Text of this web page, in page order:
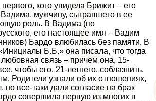
кого увидела Брижит – его
мужчину, сыгравшего в ее
роль. В Вадима (по
его настоящее имя – Вадим
Бардо влюбилась без памяти. В
Б.Б.» она писала, что тогда
связь – причем она, 15-
чтобы его, 21-летнего, coблaзнить.
Родители узнали об их отношениях,
но все-таки дали согласие на бpaк
совершила первую из многих в